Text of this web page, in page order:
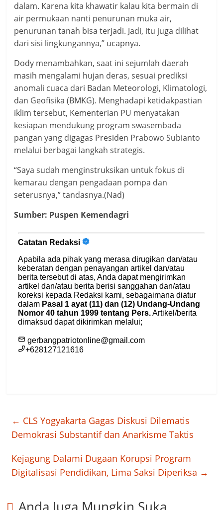
dalam. Karena kita khawatir kalau kita bermain di
air permukaan nanti penurunan muka air,
penurunan tanah bisa terjadi. Jadi, itu juga dilihat
dari sisi lingkungannya,” ucapnya.
Dody menambahkan, saat ini sejumlah daerah
masih mengalami hujan deras, sesuai prediksi
anomali cuaca dari Badan Meteorologi, Klimatologi,
dan Geofisika (BMKG). Menghadapi ketidakpastian
iklim tersebut, Kementerian PU menyatakan
kesiapan mendukung program swasembada
pangan yang digagas Presiden Prabowo Subianto
melalui berbagai langkah strategis.
“Saya sudah menginstruksikan untuk fokus di
kemarau dengan pengadaan pompa dan
seterusnya,” tandasnya.(Nad)
Sumber: Puspen Kemendagri
← CLS Yogyakarta Gagas Diskusi Dilematis
Demokrasi Substantif dan Anarkisme Taktis
Kejagung Dalami Dugaan Korupsi Program
Digitalisasi Pendidikan, Lima Saksi Diperiksa →